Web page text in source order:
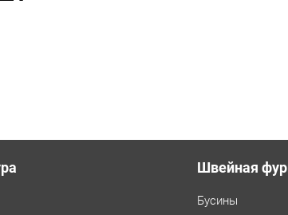
Швейная
Бусины